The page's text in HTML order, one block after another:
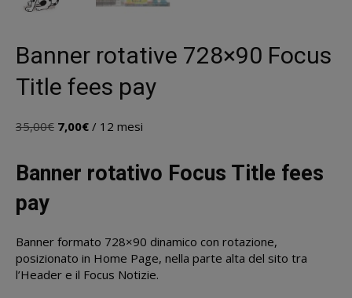
Banner rotative 728×90 Focus
Title fees pay
35,00€ Il
era:
7,00€Il
è:
/ 12 mesi
Banner rotativo Focus Title fees
pay
Banner formato 728×90 dinamico con rotazione,
posizionato in Home Page, nella parte alta del sito tra
l’Header e il Focus Notizie.